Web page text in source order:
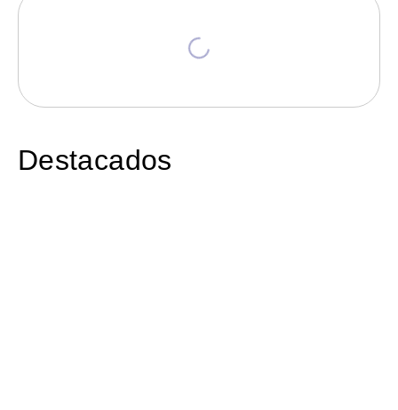
Destacados